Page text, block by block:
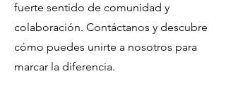
fuerte sentido de comunidad y
colaboración. Contáctanos y descubre
cómo puedes unirte a nosotros para
marcar la diferencia.